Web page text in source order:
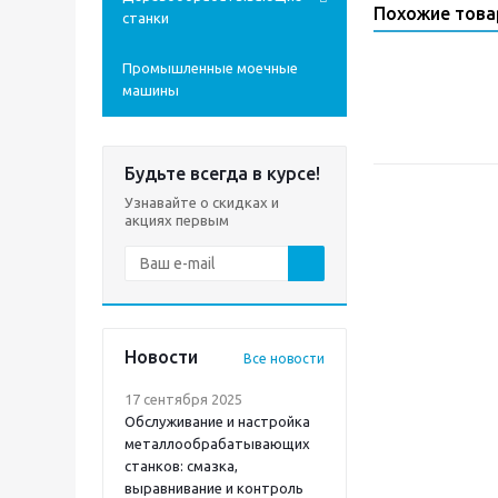
станки
Промышленные моечные
машины
Будьте всегда в курсе!
Узнавайте о скидках и
акциях первым
Новости Все новости
17 сентября 2025
Обслуживание и настройка
металлообрабатывающих
станков: смазка,
выравнивание и контроль
Похожие